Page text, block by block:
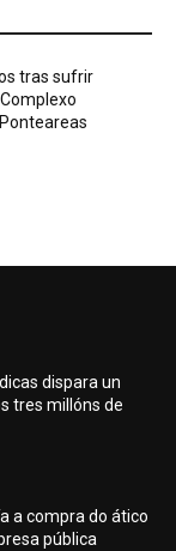
dispara un
tres millóns de
a compra do ático
pública